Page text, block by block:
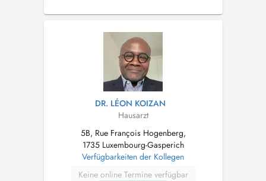
DR. LÉON KOIZAN
Hausarzt
5B, Rue François Hogenberg,
1735 Luxembourg-Gasperich
Verfügbarkeiten der Kollegen
Keine online Termine verfügbar